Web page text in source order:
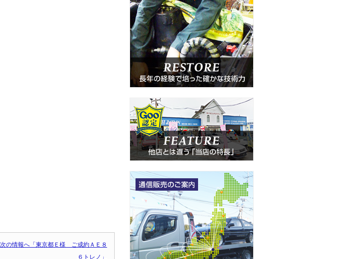
次の情報へ「東京都Ｅ様 ご成約ＡＥ８
６トレノ」